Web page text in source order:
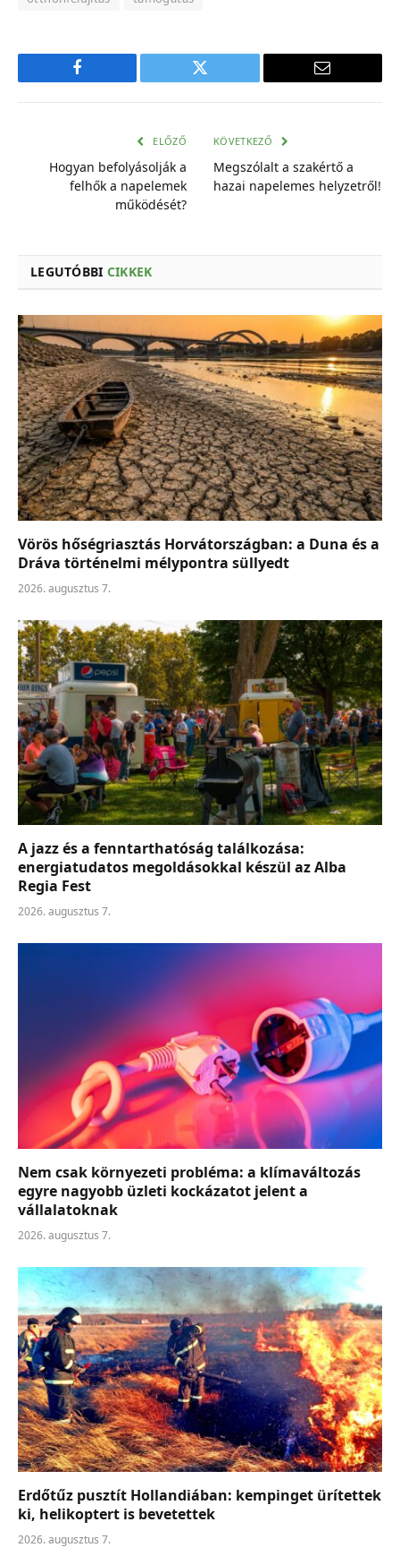
Facebook Twitter
E-
ELŐZŐ
Hogyan befolyásolják a
felhők a napelemek
működését?
KÖVETKEZŐ
Megszólalt a szakértő a
hazai napelemes helyzetről!
LEGUTÓBBI CIKKEK
Vörös hőségriasztás Horvátországban: a Duna és a
Dráva történelmi mélypontra süllyedt
2026. augusztus 7.
A jazz és a fenntarthatóság találkozása:
energiatudatos megoldásokkal készül az Alba
Regia Fest
2026. augusztus 7.
Nem csak környezeti probléma: a klímaváltozás
egyre nagyobb üzleti kockázatot jelent a
vállalatoknak
2026. augusztus 7.
Erdőtűz pusztít Hollandiában: kempinget ürítettek
ki, helikoptert is bevetettek
2026. augusztus 7.